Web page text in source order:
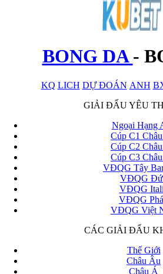
BONG DA-
KQ LICH DỰ ĐOÁN ANH
GIẢI ĐẤU YÊU
Ngoại Hạng
Cúp C1
Cúp C2
Cúp C3
VĐQG Tây
VĐQG
VĐQG
VĐQG
VĐQG Việt
CÁC GIẢI ĐẤU
Thế Giới
Châu Âu
Châu Á